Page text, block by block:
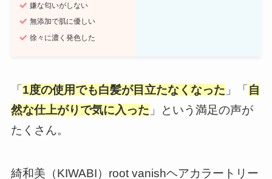
嫌な匂いがしない
無添加で肌に優しい
徐々に濃く発色した
「 1度の使用でも白髪が目立たなくなった 」「 自
然な仕上がりで気に入った 」という満足の声が
たくさん。
綺和美（KIWABI）root vanishヘアカラートリー